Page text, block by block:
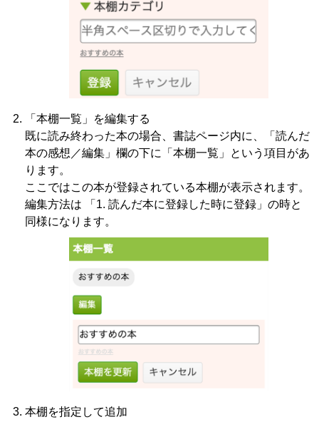
「本棚一覧」を編集する
既に読み終わった本の場合、書誌ページ内に、「読んだ
本の感想／編集」欄の下に「本棚一覧」という項目があ
ります。
ここではこの本が登録されている本棚が表示されます。
編集方法は 「1. 読んだ本に登録した時に登録」の時と
同様になります。
本棚を指定して追加